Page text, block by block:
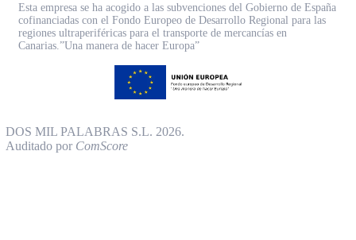
Esta empresa se ha acogido a las subvenciones del Gobierno de España
cofinanciadas con el Fondo Europeo de Desarrollo Regional para las
regiones ultraperiféricas para el transporte de mercancías en
Canarias.”Una manera de hacer Europa”
DOS MIL PALABRAS S.L. 2026.
Auditado por ComScore